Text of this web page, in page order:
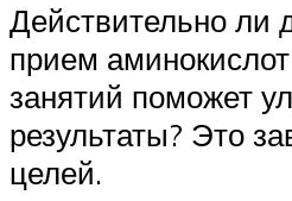
Действительно ли
прием
занятий поможет
результаты? Это
целей.